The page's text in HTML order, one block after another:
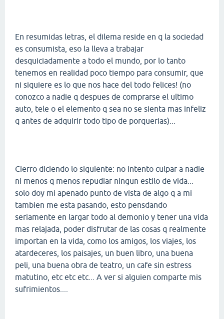
En resumidas letras, el dilema reside en q la sociedad
es consumista, eso la lleva a trabajar
desquiciadamente a todo el mundo, por lo tanto
tenemos en realidad poco tiempo para consumir, que
ni siquiere es lo que nos hace del todo felices! (no
conozco a nadie q despues de comprarse el ultimo
auto, tele o el elemento q sea no se sienta mas infeliz
q antes de adquirir todo tipo de porquerias)...
Cierro diciendo lo siguiente: no intento culpar a nadie
ni menos q menos repudiar ningun estilo de vida...
solo doy mi apenado punto de vista de algo q a mi
tambien me esta pasando, esto pensdando
seriamente en largar todo al demonio y tener una vida
mas relajada, poder disfrutar de las cosas q realmente
importan en la vida, como los amigos, los viajes, los
atardeceres, los paisajes, un buen libro, una buena
peli, una buena obra de teatro, un cafe sin estress
matutino, etc etc etc... A ver si alguien comparte mis
sufrimientos....